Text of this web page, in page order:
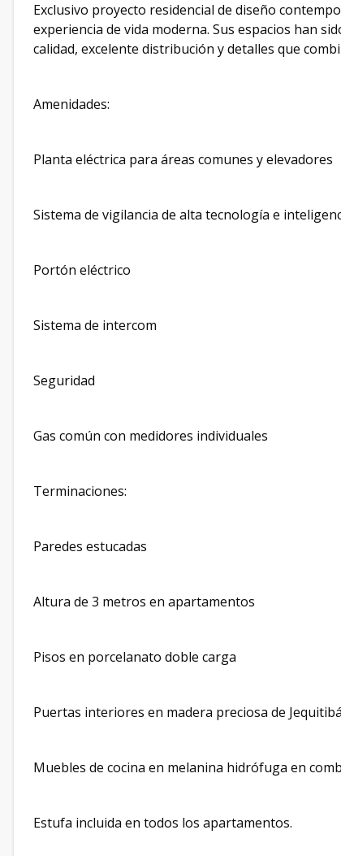
Exclusivo proyecto residencial de diseño
experiencia de vida moderna. Sus espacios han
calidad, excelente distribución y detalles que
Amenidades:
Planta eléctrica para áreas comunes y elevadores
Sistema de vigilancia de alta tecnología e
Portón eléctrico
Sistema de intercom
Seguridad
Gas común con medidores individuales
Terminaciones:
Paredes estucadas
Altura de 3 metros en apartamentos
Pisos en porcelanato doble carga
Puertas interiores en madera preciosa de Jequitibá
Muebles de cocina en melanina hidrófuga en
Estufa incluida en todos los apartamentos.